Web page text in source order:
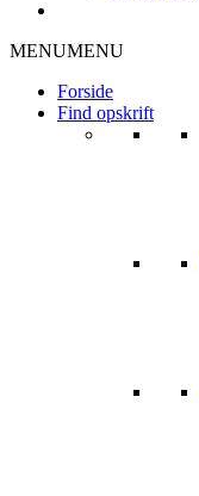
MENUMENU
Forside
Find opskrift